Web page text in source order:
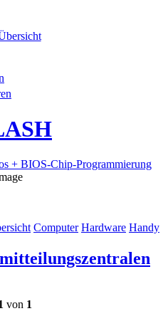
+ BIOS-Chip-Programmierung
Computer Hardware Handy
von 1